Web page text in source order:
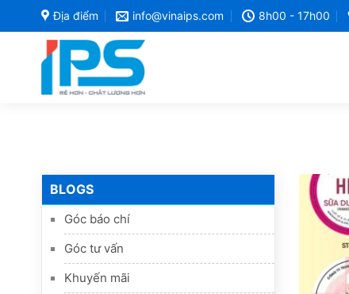
qua
Địa điểm info@vinaips.com 8h00 - 17h00
BLOGS
Góc báo chí
Góc tư vấn
Khuyến mãi